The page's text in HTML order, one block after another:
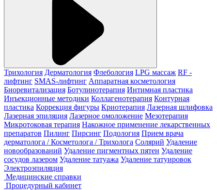
Трихология Дерматология Флебология LPG массаж RF -
лифтинг SMAS-лифтинг Аппаратная косметология
Биоревитализация Ботулинотерапия Интимная пластика
Инъекционные методики Коллагенотерапия Контурная
пластика Коррекция фигуры Криотерапия Лазерная шлифовка
Лазерная эпиляция Лазерное омоложение Мезотерапия
Микротоковая терапия Накожное применение лекарственных
препаратов Пилинг Пирсинг Подология Прием врача
дерматолога / Косметолога / Трихолога Солярий Удаление
новообразований Удаление пигментных пятен Удаление
сосудов лазером Удаление татуажа Удаление татуировок
Электроэпиляция
Медицинские справки
Процедурный кабинет